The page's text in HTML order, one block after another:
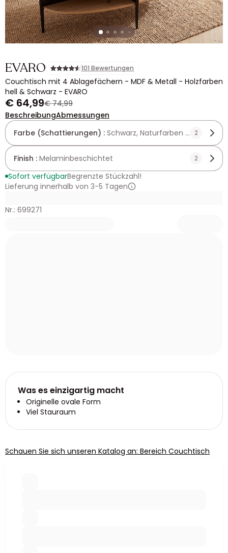
EVARO 101 Bewertungen
Couchtisch mit 4 Ablagefächern - MDF & Metall - Holzfarben
hell & Schwarz - EVARO
€ 64,99€ 74,99
BeschreibungAbmessungen
Farbe (Schattierungen) : Schwarz, Naturfarben hell
2
Finish : Melaminbeschichtet 2
Sofort verfügbarBegrenzte Stückzahl!
Lieferung innerhalb von 3-5 Tagen
Nr.: 699271
Was es einzigartig macht
Originelle ovale Form
Viel Stauraum
Schauen Sie sich unseren Katalog an: Bereich Couchtisch